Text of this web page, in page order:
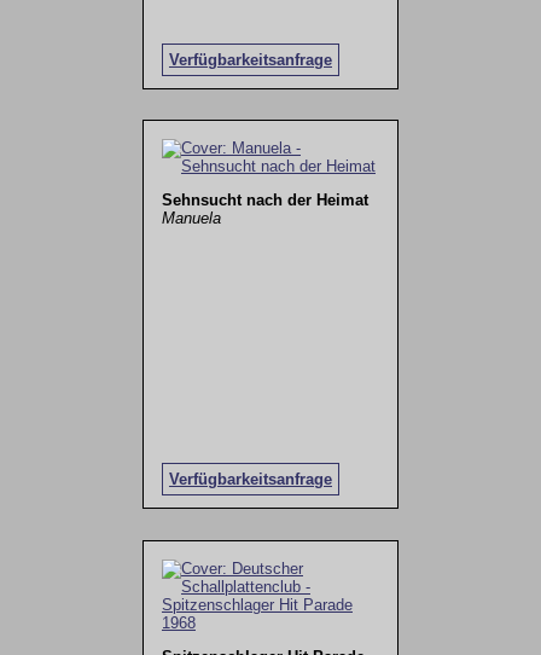
Verfügbarkeitsanfrage
Sehnsucht nach der Heimat
Manuela
Verfügbarkeitsanfrage